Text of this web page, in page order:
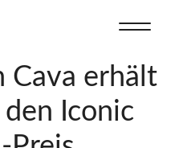
Cava erhält
Iconic